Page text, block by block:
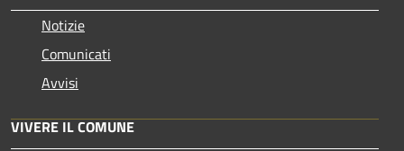
Notizie
Comunicati
Avvisi
VIVERE IL COMUNE